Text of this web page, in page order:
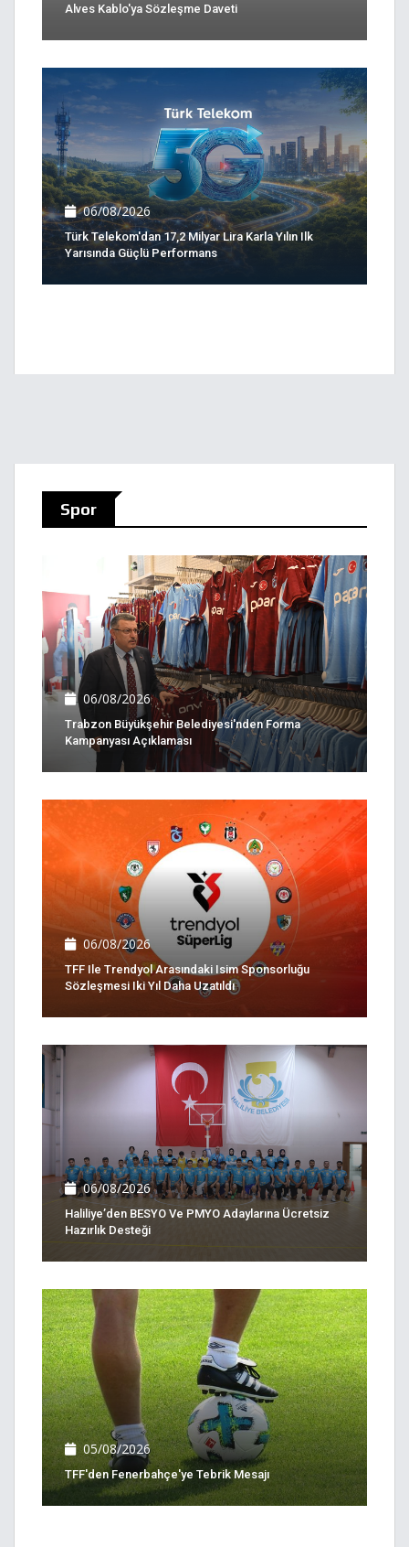
Alves Kablo'ya Sözleşme Daveti
06/08/2026
Türk Telekom'dan 17,2 Milyar Lira Karla Yılın Ilk
Yarısında Güçlü Performans
Spor
06/08/2026
Trabzon Büyükşehir Belediyesi'nden Forma
Kampanyası Açıklaması
06/08/2026
TFF Ile Trendyol Arasındaki Isim Sponsorluğu
Sözleşmesi Iki Yıl Daha Uzatıldı
06/08/2026
Haliliye’den BESYO Ve PMYO Adaylarına Ücretsiz
Hazırlık Desteği
05/08/2026
TFF'den Fenerbahçe'ye Tebrik Mesajı